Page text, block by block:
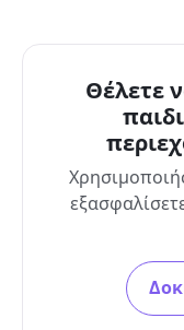
Θέλετε